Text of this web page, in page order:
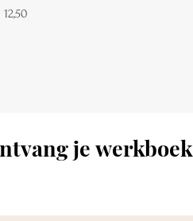
je werkboek